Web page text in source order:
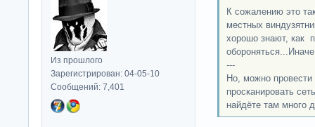
Из прошлого
Зарегистрирован: 04-05-10
Сообщений: 7,401
К сожалению это
местных
хорошо знают, как
---
Но, можно провести
просканировать
найдёте там много